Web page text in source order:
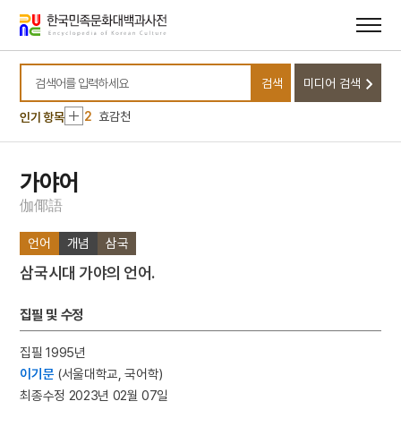
바로가기
바로가기
검색어를 입력하세요
검색 미디어 검색
인기 항목
10 을병연행록
1 금성대군
2 효감천
3 금강산
7
외삼촌
8 삼
10 을병연행록
1
효감천
가야어
伽倻語
언어 개념 삼국
삼국시대 가야의 언어.
집필 및 수정
집필 1995년
이기문 (서울대학교, 국어학)
최종수정 2023년 02월 07일